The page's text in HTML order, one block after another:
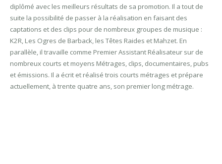
diplômé avec les meilleurs résultats de sa promotion. Il a tout de
suite la possibilité de passer à la réalisation en faisant des
captations et des clips pour de nombreux groupes de musique :
K2R, Les Ogres de Barback, les Têtes Raides et Mahzet. En
parallèle, il travaille comme Premier Assistant Réalisateur sur de
nombreux courts et moyens Métrages, clips, documentaires, pubs
et émissions. Il a écrit et réalisé trois courts métrages et prépare
actuellement, à trente quatre ans, son premier long métrage.